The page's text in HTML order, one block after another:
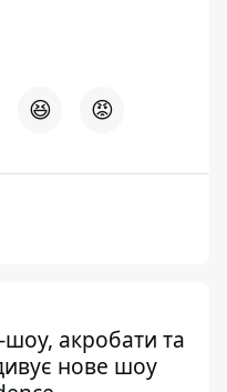
😆 😡
акробати та
нове шоу